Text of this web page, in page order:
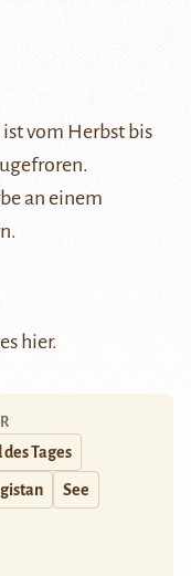
ist vom Herbst bis
an einem
hier.
des Tages
See